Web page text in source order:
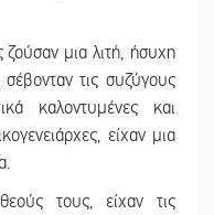
ζούσαν μια λιτή, ήσυχη
τις συζύγους
καλοντυμένες και
είχαν μια
τους, είχαν τις